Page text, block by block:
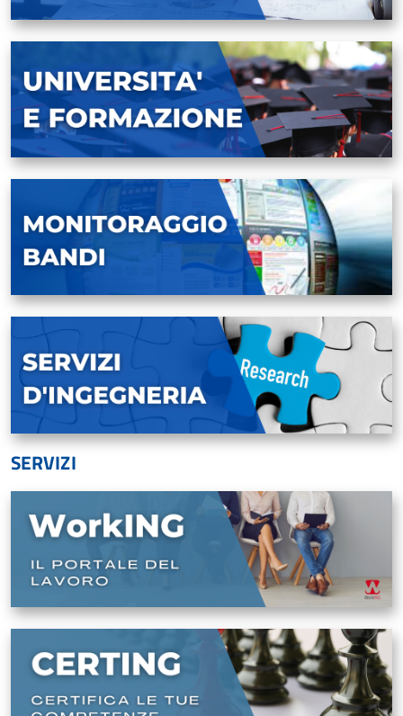
SERVIZI